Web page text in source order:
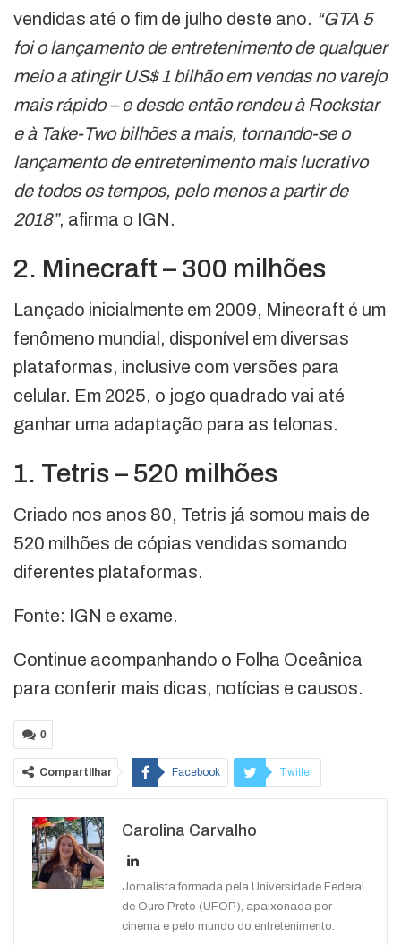
vendidas até o fim de julho deste ano. “GTA 5
foi o lançamento de entretenimento de qualquer
meio a atingir US$ 1 bilhão em vendas no varejo
mais rápido – e desde então rendeu à Rockstar
e à Take-Two bilhões a mais, tornando-se o
lançamento de entretenimento mais lucrativo
de todos os tempos, pelo menos a partir de
2018”, afirma o IGN.
2. Minecraft – 300 milhões
Lançado inicialmente em 2009, Minecraft é um
fenômeno mundial, disponível em diversas
plataformas, inclusive com versões para
celular. Em 2025, o jogo quadrado vai até
ganhar uma adaptação para as telonas.
1. Tetris – 520 milhões
Criado nos anos 80, Tetris já somou mais de
520 milhões de cópias vendidas somando
diferentes plataformas.
Fonte: IGN e exame.
Continue acompanhando o Folha Oceânica
para conferir mais dicas, notícias e causos.
0
Compartilhar Facebook Twitter
WhatsApp
Carolina Carvalho
Jornalista formada pela Universidade Federal
de Ouro Preto (UFOP), apaixonada por
cinema e pelo mundo do entretenimento.